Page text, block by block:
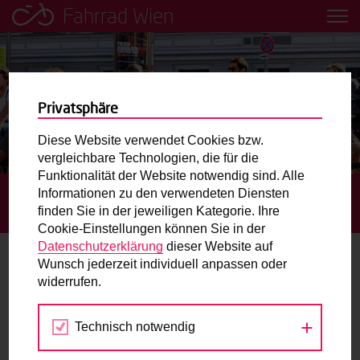
Fahrrad Wien
Leih dir einfach ein Transportfahrrad in deiner Nähe aus!
Mobilitätsbildung für Kinder und
Jugendliche
Radweg-Projektkarte
Routenplaner
Mit dem Fahrrad in Wien unterwegs? Hier finden Sie die
beste Route.
Wunschbox
Sie haben ein Anliegen zum Radverkehr? Schreiben Sie
STARTSEITE AKTUELLES
JUNI 2017 WAR RADFAHR-
REKORDMONAT
Juni 2017 war Radfahr-Rekordmonat
12.07.2017
Privatsphäre
Diese Website verwendet Cookies bzw.
vergleichbare Technologien, die für die
Funktionalität der Website notwendig sind. Alle
Informationen zu den verwendeten Diensten
finden Sie in der jeweiligen Kategorie. Ihre
Cookie-Einstellungen können Sie in der
Datenschutzerklärung dieser Website auf
Wunsch jederzeit individuell anpassen oder
widerrufen.
Technisch notwendig